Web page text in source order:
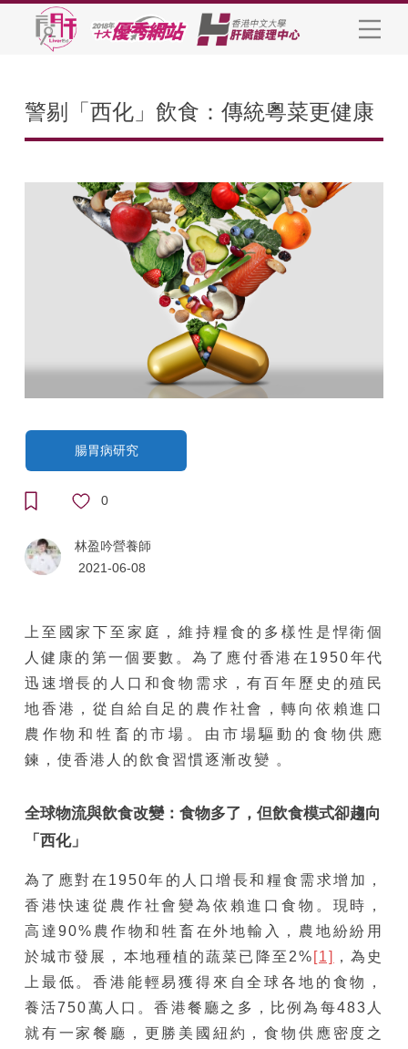
警剔「西化」飲食：傳統粵菜更健康
腸胃病研究
0
林盈吟營養師
2021-06-08
上至國家下至家庭，維持糧食的多樣性是悍衛個
人健康的第一個要數。為了應付香港在1950年代
迅速增長的人口和食物需求，有百年歷史的殖民
地香港，從自給自足的農作社會，轉向依賴進口
農作物和牲畜的市場。由市場驅動的食物供應
鍊，使香港人的飲食習慣逐漸改變 。
全球物流與飲食改變： 食物多了，但飲食模式卻趨向
「西化」
為了應對在1950年的人口增長和糧食需求增加，
香港快速從農作社會變為依賴進口食物。現時，
高達90%農作物和牲畜在外地輸入，農地紛紛用
於城市發展，本地種植的蔬菜已降至2% [1]
，為史
上最低。香港能輕易獲得來自全球各地的食物，
養活750萬人口。香港餐廳之多，比例為每483人
就有一家餐廳，更勝美國紐約，食物供應密度之